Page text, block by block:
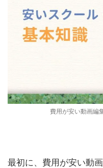
費用が安い動画編
最初に、費用が安い動